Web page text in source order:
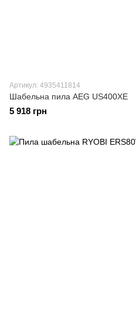
Артикул: 4935411814
Шабельна пила AEG US400XE
5 918 грн